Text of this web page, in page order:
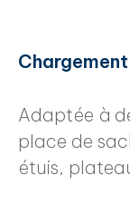
Adaptée à
place de
étuis,